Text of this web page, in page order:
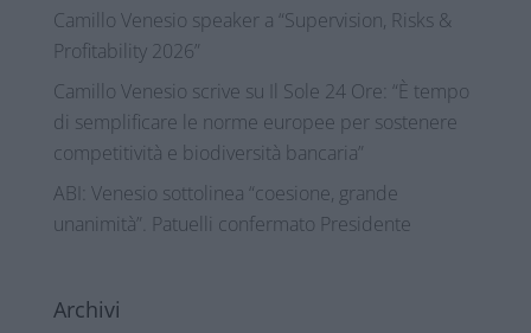
Camillo Venesio speaker a “Supervision, Risks &
Profitability 2026”
Camillo Venesio scrive su Il Sole 24 Ore: “È tempo
di semplificare le norme europee per sostenere
competitività e biodiversità bancaria”
ABI: Venesio sottolinea “coesione, grande
unanimità”. Patuelli confermato Presidente
Archivi